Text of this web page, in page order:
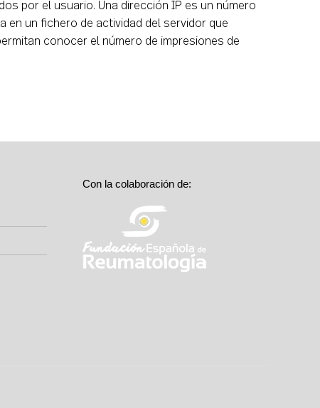
por el usuario. Una dirección IP es un número
un fichero de actividad del servidor que
conocer el número de impresiones de
Con la colaboración de: